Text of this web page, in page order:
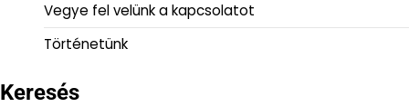
Vegye fel velünk a kapcsolatot
Történetünk
Keresés